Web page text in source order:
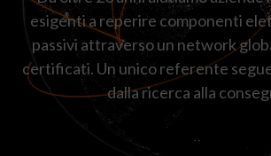
esigenti a reperire componenti
passivi attraverso un network
certificati. Un unico referente
dalla ricerca alla